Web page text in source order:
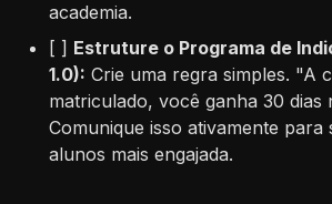
academia.
[ ] Estruture o Programa de
1.0): Crie uma regra simples. "A
matriculado, você ganha 30 dias
Comunique isso ativamente para
alunos mais engajada.